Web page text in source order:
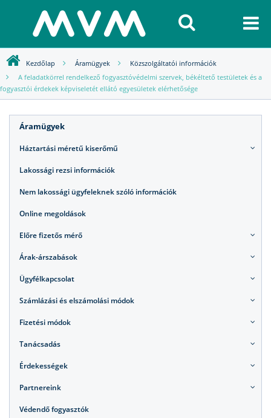
Kezdőlap Áramügyek
Közszolgáltatói információk
A feladatkörrel rendelkező fogyasztóvédelmi szervek, békéltető testületek és a
fogyasztói érdekek képviseletét ellátó egyesületek elérhetősége
Áramügyek
Háztartási méretű kiserőmű
Lakossági rezsi információk
Nem lakossági ügyfeleknek szóló információk
Online megoldások
Előre fizetős mérő
Árak-árszabások
Ügyfélkapcsolat
Számlázási és elszámolási módok
Fizetési módok
Tanácsadás
Érdekességek
Partnereink
Védendő fogyasztók